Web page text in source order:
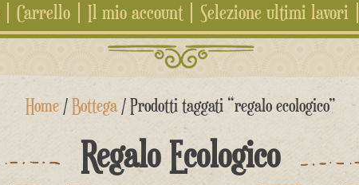
Carrello Il mio account Selezione ultimi lavori
Home/Bottega/ Prodotti taggati “regalo ecologico”
Regalo Ecologico